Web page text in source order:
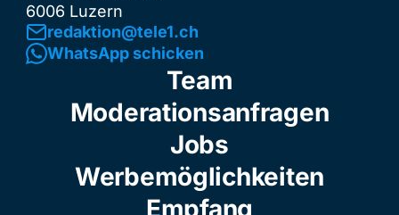
6006 Luzern
redaktion@tele1.ch
WhatsApp schicken
Team
Moderationsanfragen
Jobs
Werbemöglichkeiten